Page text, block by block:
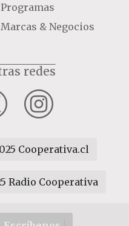
Programas
Marcas & Negocios
redes
Cooperativa.cl
Radio Cooperativa